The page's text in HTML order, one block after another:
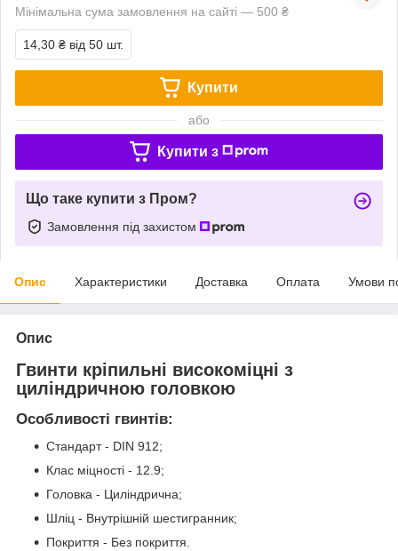
Мінімальна сума замовлення на сайті — 500 ₴
14,30 ₴ від 50 шт.
Купити
або
Купити з
Що таке купити з Пром?
Замовлення під захистом
Опис Характеристики Доставка Оплата Умови
Опис
Гвинти кріпильні високоміцні з
циліндричною головкою
Особливості гвинтів:
Стандарт - DIN 912;
Клас міцності - 12.9;
Головка - Циліндрична;
Шліц - Внутрішній шестигранник;
Покриття - Без покриття.